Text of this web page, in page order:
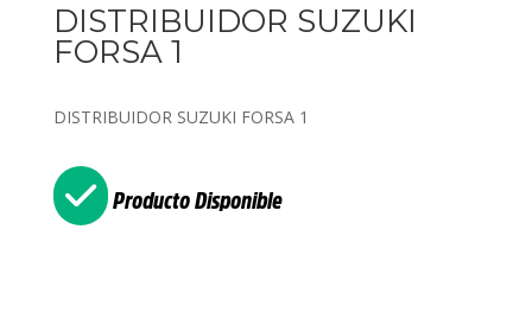
DISTRIBUIDOR SUZUKI
FORSA 1
DISTRIBUIDOR SUZUKI FORSA 1
Producto Disponible